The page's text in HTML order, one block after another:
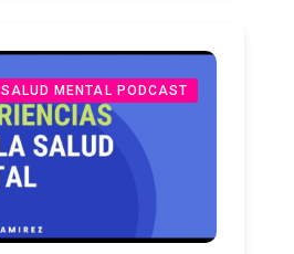
SALUD MENTAL PODCAST